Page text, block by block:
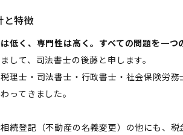
と特徴
は低く、専門性は高く。すべての問題を一つ
して、司法書士の後藤と申します。
理士・司法書士・行政書士・社会保険労
ってきました。
続登記（不動産の名義変更）の他にも、